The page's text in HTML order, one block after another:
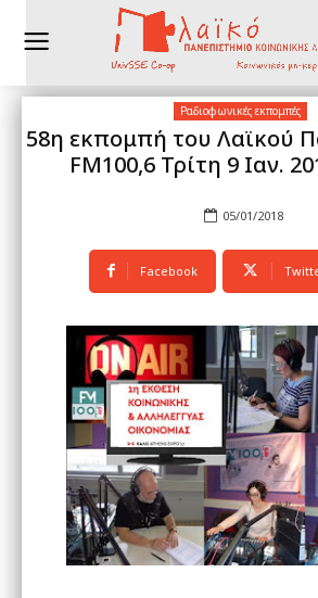
Ραδιοφωνικές εκπομπές
58η εκπομπή του Λαϊκού
FM100,6 Τρίτη 9 Ιαν.
05/01/2018
Facebook